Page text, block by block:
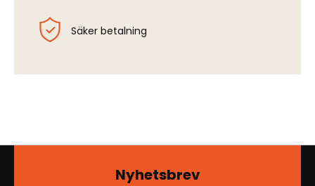
Säker betalning
Nyhetsbrev